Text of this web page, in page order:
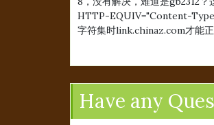
HTTP-EQUIV="Content-
字符集时link.chinaz.com才能正
Have any